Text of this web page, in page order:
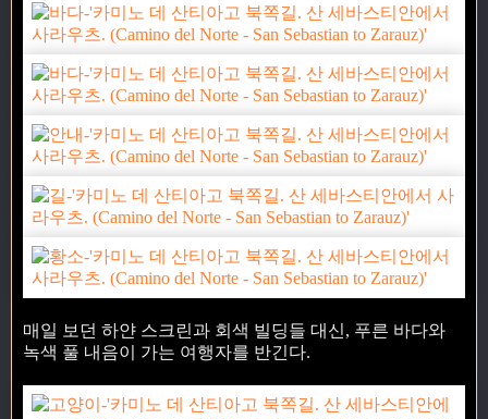
매일 보던 하얀 스크린과 회색 빌딩들 대신, 푸른 바다와
녹색 풀 내음이 가는 여행자를 반긴다.